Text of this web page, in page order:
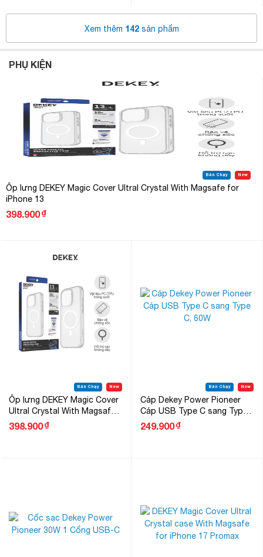
Xem thêm 142sản phẩm
PHỤ KIỆN
Bán Chạy New
Ốp lưng DEKEY Magic Cover Ultral Crystal With Magsafe for
iPhone 13
398.900₫
Bán Chạy New
Ốp lưng DEKEY Magic Cover
Ultral Crystal With Magsafe
for iPhone 13 Pro
398.900₫
Bán Chạy New
Cáp Dekey Power Pioneer
Cáp USB Type C sang Type
C, 60W
249.900₫